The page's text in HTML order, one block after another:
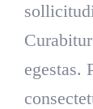
egestas.